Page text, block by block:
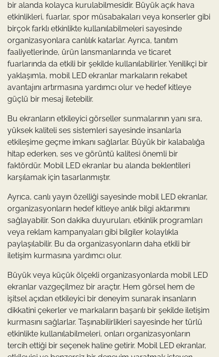
bir alanda kolayca kurulabilmesidir. Büyük açık hava
etkinlikleri, fuarlar, spor müsabakaları veya konserler gibi
birçok farklı etkinlikte kullanılabilmeleri sayesinde
organizasyonlara canlılık katarlar. Ayrıca, tanıtım
faaliyetlerinde, ürün lansmanlarında ve ticaret
fuarlarında da etkili bir şekilde kullanılabilirler. Yenilikçi bir
yaklaşımla, mobil LED ekranlar markaların rekabet
avantajını artırmasına yardımcı olur ve hedef kitleye
güçlü bir mesaj iletebilir.
Bu ekranların etkileyici görseller sunmalarının yanı sıra,
yüksek kaliteli ses sistemleri sayesinde insanlarla
etkileşime geçme imkanı sağlarlar. Büyük bir kalabalığa
hitap ederken, ses ve görüntü kalitesi önemli bir
faktördür. Mobil LED ekranlar bu alanda beklentileri
karşılamak için tasarlanmıştır.
Ayrıca, canlı yayın özelliği sayesinde mobil LED ekranlar,
organizasyonların hedef kitleye anlık bilgi aktarımını
sağlayabilir. Son dakika duyuruları, etkinlik programları
veya reklam kampanyaları gibi bilgiler kolaylıkla
paylaşılabilir. Bu da organizasyonların daha etkili bir
iletişim kurmasına yardımcı olur.
Büyük veya küçük ölçekli organizasyonlarda mobil LED
ekranlar vazgeçilmez bir araçtır. Hem görsel hem de
işitsel açıdan etkileyici bir deneyim sunarak insanların
dikkatini çekerler ve markaların başarılı bir şekilde iletişim
kurmasını sağlarlar. Taşınabilirlikleri sayesinde her türlü
etkinlikte kullanılabilmeleri, onları organizasyonların
tercih ettiği bir seçenek haline getirir. Mobil LED ekranlar,